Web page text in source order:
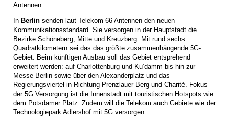
Antennen.
In Berlin senden laut Telekom 66 Antennen den neuen
Kommunikationsstandard. Sie versorgen in der Hauptstadt die
Bezirke Schöneberg, Mitte und Kreuzberg. Mit rund sechs
Quadratkilometern sei das das größte zusammenhängende 5G-
Gebiet. Beim künftigen Ausbau soll das Gebiet entsprehend
erweitert werden: auf Charlottenburg und Ku’damm bis hin zur
Messe Berlin sowie über den Alexanderplatz und das
Regierungsviertel in Richtung Prenzlauer Berg und Charité. Fokus
der 5G Versorgung ist die Innenstadt mit touristischen Hotspots wie
dem Potsdamer Platz. Zudem will die Telekom auch Gebiete wie der
Technologiepark Adlershof mit 5G versorgen.